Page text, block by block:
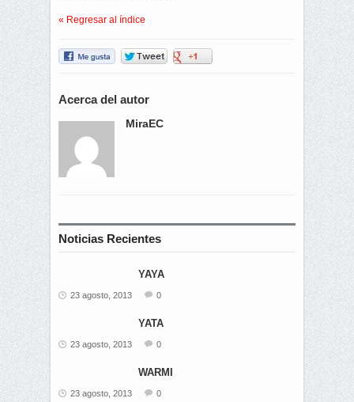
« Regresar al índice
Acerca del autor
MiraEC
Noticias Recientes
YAYA
23 agosto, 2013 0
YATA
23 agosto, 2013 0
WARMI
23 agosto, 2013 0